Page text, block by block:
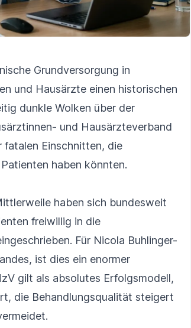
Grundversorgung in
und Hausärzte einen historischen
dunkle Wolken über der
und Hausärzteverband
fatalen Einschnitten, die
haben könnten.
haben sich bundesweit
freiwillig in die
Für Nicola Buhlinger-
ist dies ein enormer
gilt als absolutes Erfolgsmodell,
die Behandlungsqualität steigert